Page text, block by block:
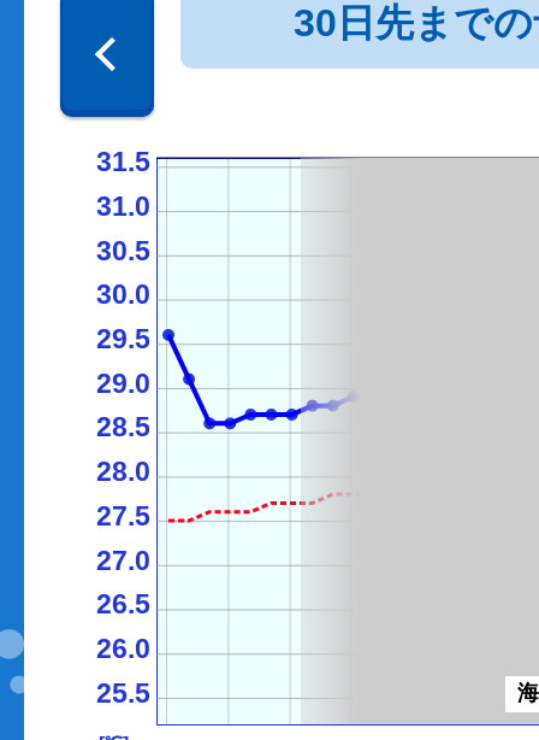
30日先まで
25.5
26.0
26.5
27.0
27.5
28.0
28.5
29.0
29.5
30.0
30.5
31.0
31.5